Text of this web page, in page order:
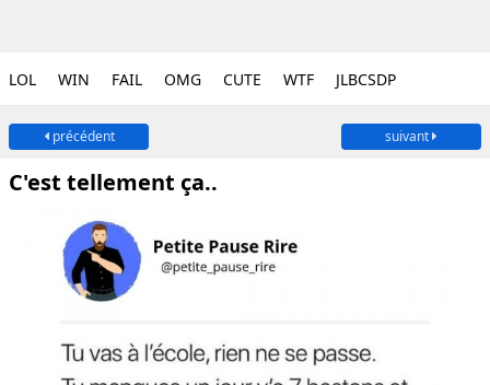
LOL WIN FAIL OMG CUTE WTF JLBCSDP
précédent suivant
C'est tellement ça..